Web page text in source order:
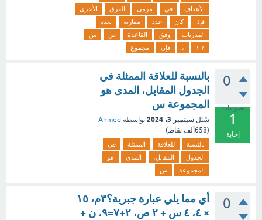
الأهداف
في مرمى الفرق
الأخرى
فإذا
كان عدد مقارنة
بعدد
المباريات
وفق القاعدة ص
س
٢-١
، فإن مجموع
0
تصويتات
1
إجابة
بالنسبة للعلاقة الممثلة في
الجدول المقابل، المدى هو
المجموعة س
سُئل سبتمبر 3، 2024 بواسطة Ahmed
(658ألف نقاط)
بالنسبة للعلاقة الممثلة
في
الجدول
المقابل، المدى
هو
المجموعة
س
0
أي مما يلي عبارة جبرية؟٣م، ١٥
× ٤، ٤ س + ۲ ص، ٢+٧=٩، ن +